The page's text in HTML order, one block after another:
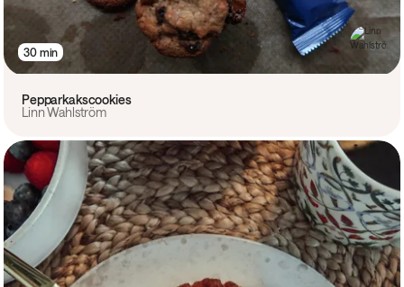
30 min
Pepparkakscookies
Linn Wahlström